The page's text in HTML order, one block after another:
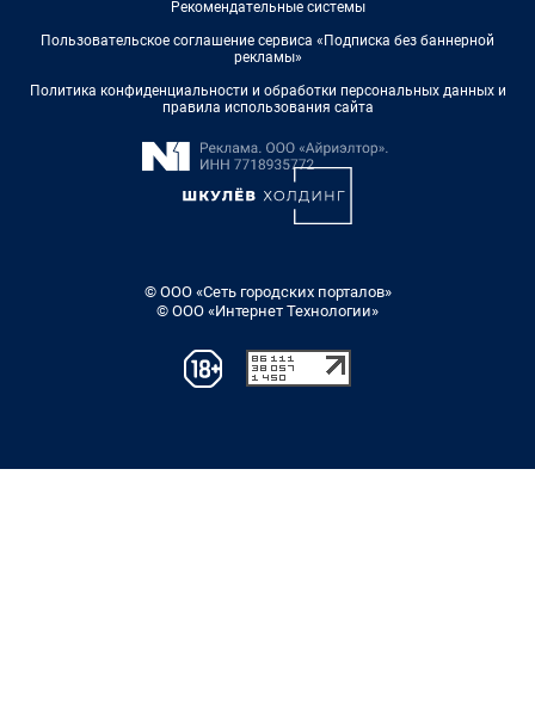
Рекомендательные системы
Пользовательское соглашение сервиса «Подписка без баннерной
рекламы»
Политика конфиденциальности и обработки персональных данных и
правила использования сайта
© ООО «Сеть городских порталов»
© ООО «Интернет Технологии»